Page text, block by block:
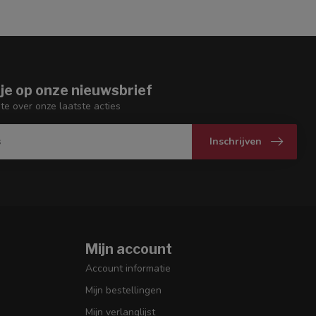
op onze nieuwsbrief
over onze laatste acties
Inschrijven
Mijn account
Account informatie
Mijn bestellingen
Mijn verlanglijst